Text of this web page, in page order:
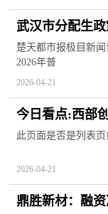
武汉市分配生
初二初三两个学
楚天都市报极目新
2026年普
2026-04-21
今日看点:西部
信息将第一时
此页面是否是列表页
2026-04-21
鼎胜新材：融